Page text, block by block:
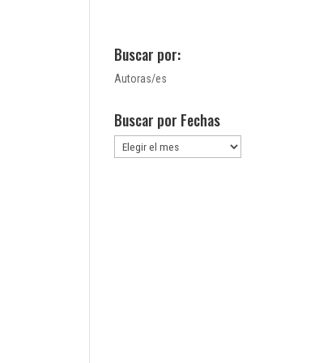
Buscar por:
Autoras/es
Buscar por Fechas
Buscar
por